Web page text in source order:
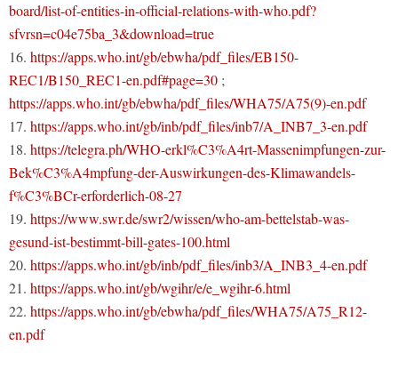
board/list-of-entities-in-official-relations-with-who.pdf?
sfvrsn=c04e75ba_3&download=true
16. https://apps.who.int/gb/ebwha/pdf_files/EB150-
REC1/B150_REC1-en.pdf#page=30 ;
https://apps.who.int/gb/ebwha/pdf_files/WHA75/A75(9)-en.pdf
17. https://apps.who.int/gb/inb/pdf_files/inb7/A_INB7_3-en.pdf
18. https://telegra.ph/WHO-erkl%C3%A4rt-Massenimpfungen-zur-
Bek%C3%A4mpfung-der-Auswirkungen-des-Klimawandels-
f%C3%BCr-erforderlich-08-27
19. https://www.swr.de/swr2/wissen/who-am-bettelstab-was-
gesund-ist-bestimmt-bill-gates-100.html
20. https://apps.who.int/gb/inb/pdf_files/inb3/A_INB3_4-en.pdf
21. https://apps.who.int/gb/wgihr/e/e_wgihr-6.html
22. https://apps.who.int/gb/ebwha/pdf_files/WHA75/A75_R12-
en.pdf